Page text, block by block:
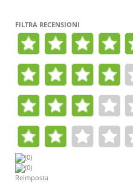
FILTRA RECENSIONI
(0)
(0)
Reimposta